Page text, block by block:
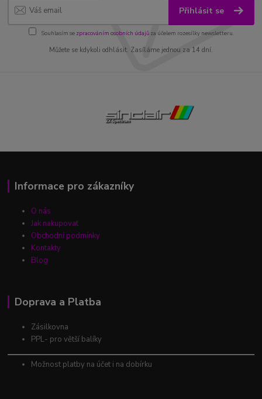
Přihlásit se
Souhlasím se zpracováním osobních údajůza účelem rozesílky newsletteru.
Můžete se kdykoli odhlásit. Zasíláme jednou za 14 dní.
Informace pro zákazníky
O nás
Jak nakupovat
Obchodní podmínky
Kontakty
Blog
Doprava a Platba
Zásilkovna
PPL- pro větší balíky
Možnost platby na účet i na dobírku